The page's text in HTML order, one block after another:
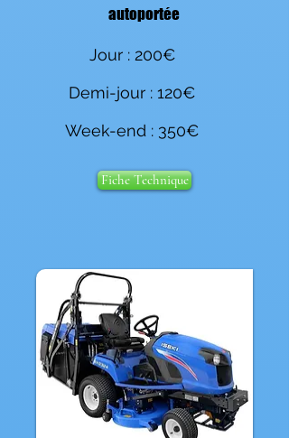
autoportée
Jour : 200€
Demi-jour : 120€
Week-end : 350€
Fiche Technique